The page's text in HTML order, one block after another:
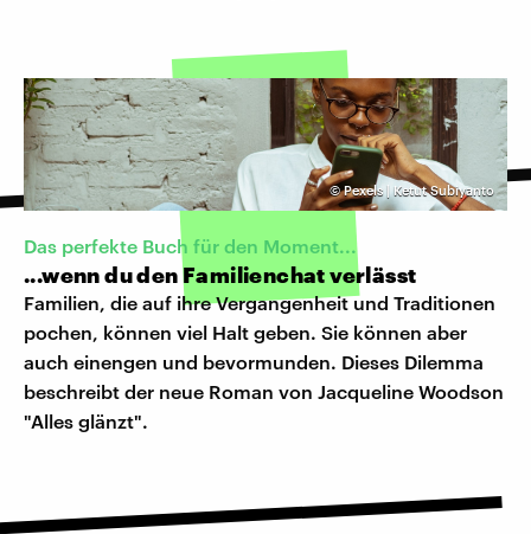
©Pexels | Ketut Subiyanto
Das perfekte Buch für den Moment...
...wenn du den Familienchat verlässt
Familien, die auf ihre Vergangenheit und Traditionen
pochen, können viel Halt geben. Sie können aber
auch einengen und bevormunden. Dieses Dilemma
beschreibt der neue Roman von Jacqueline Woodson
"Alles glänzt".